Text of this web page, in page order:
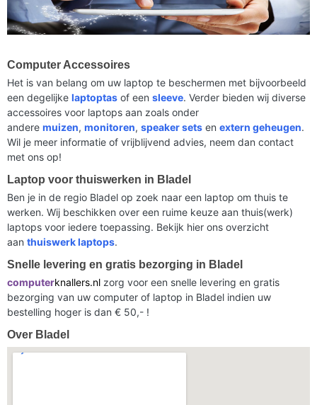
Computer Accessoires
Het is van belang om uw laptop te beschermen met bijvoorbeeld
een degelijke laptoptas of een sleeve. Verder bieden wij diverse
accessoires voor laptops aan zoals onder
andere muizen, monitoren, speaker sets en extern geheugen.
Wil je meer informatie of vrijblijvend advies, neem dan contact
met ons op!
Laptop voor thuiswerken in Bladel
Ben je in de regio Bladel op zoek naar een laptop om thuis te
werken. Wij beschikken over een ruime keuze aan thuis(werk)
laptops voor iedere toepassing. Bekijk hier ons overzicht
aan thuiswerk laptops.
Snelle levering en gratis bezorging in Bladel
computerknallers.nl zorg voor een snelle levering en gratis
bezorging van uw computer of laptop in Bladel indien uw
bestelling hoger is dan € 50,- !
Over Bladel